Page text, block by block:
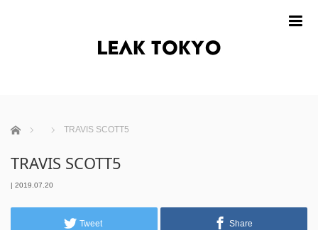
ホーム TRAVIS SCOTT5
TRAVIS SCOTT5
| 2019.07.20
Tweet Share